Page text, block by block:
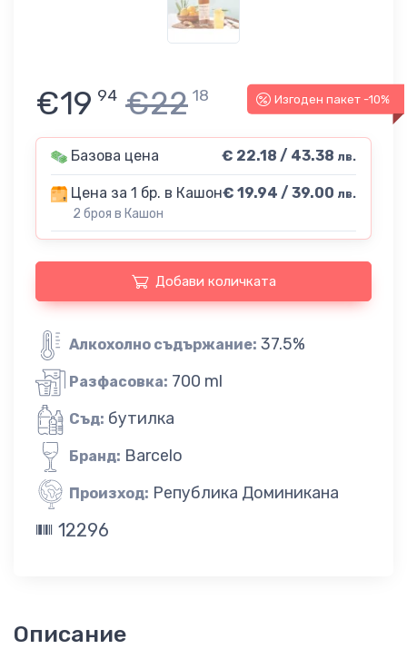
Изгоден пакет -10%
€19 94 €22 18
Базова цена € 22.18 / 43.38 лв.
Цена за 1 бр. в Кашон
2 броя в Кашон
€ 19.94 / 39.00 лв.
Добави количката
Алкохолно съдържание: 37.5%
Разфасовка: 700 ml
Съд: бутилка
Бранд: Barcelo
Произход: Република Доминикана
12296
Описание